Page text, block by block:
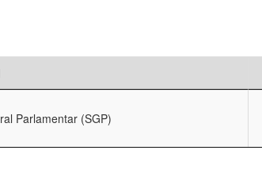
Parlamentar (SGP)